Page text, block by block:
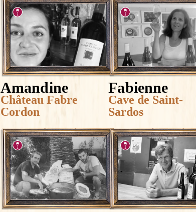
Amandine
Château Fabre
Cordon
Fabienne
Cave de Saint-
Sardos